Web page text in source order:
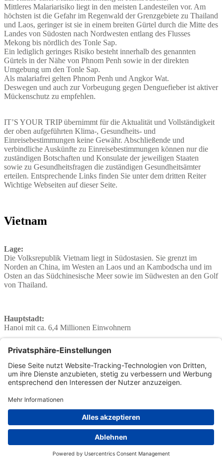
Mittleres Malariarisiko liegt in den meisten Landesteilen vor. Am
höchsten ist die Gefahr im Regenwald der Grenzgebiete zu Thailand
und Laos, geringer ist sie in einem breiten Gürtel durch die Mitte des
Landes von Südosten nach Nordwesten entlang des Flusses
Mekong bis nördlich des Tonle Sap.
Ein lediglich geringes Risiko besteht innerhalb des genannten
Gürtels in der Nähe von Phnom Penh sowie in der direkten
Umgebung um den Tonle Sap.
Als malariafrei gelten Phnom Penh und Angkor Wat.
Deswegen und auch zur Vorbeugung gegen Denguefieber ist aktiver
Mückenschutz zu empfehlen.
IT’S YOUR TRIP übernimmt für die Aktualität und Vollständigkeit
der oben aufgeführten Klima-, Gesundheits- und
Einreisebestimmungen keine Gewähr. Abschließende und
verbindliche Auskünfte zu Einreisebestimmungen können nur die
zuständigen Botschaften und Konsulate der jeweiligen Staaten
sowie zu Gesundheitsfragen die zuständigen Gesundheitsämter
erteilen. Entsprechende Links finden Sie unter dem dritten Reiter
Wichtige Webseiten auf dieser Seite.
Vietnam
Lage:
Die Volksrepublik Vietnam liegt in Südostasien. Sie grenzt im
Norden an China, im Westen an Laos und an Kambodscha und im
Osten an das Südchinesische Meer sowie im Südwesten an den Golf
von Thailand.
Hauptstadt:
Hanoi mit ca. 6,4 Millionen Einwohnern
Landessprache:
Vietnamesisch
Das Klima in Vietnam ist zweigeteilt. Während der Norden ein
gemäßigtestropisches Wechselklima aufweist, mit einer kühlen
Jahreszeit von November bis April und einer heißen zwischen Mai
und Oktober, ist der Süden tropisch. Ganzjährig ist es im Süden des